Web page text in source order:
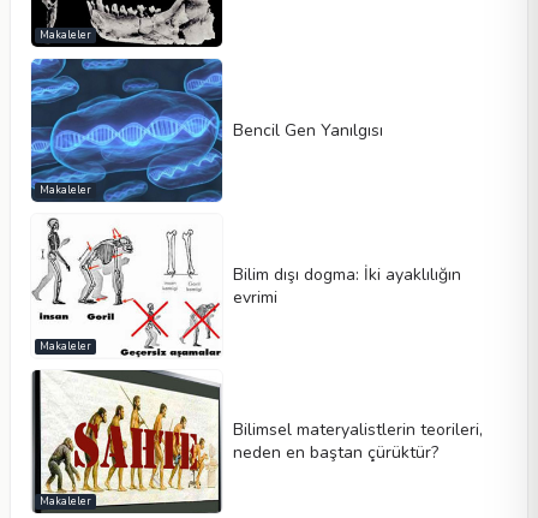
Makaleler
Makaleler
Bencil Gen Yanılgısı
Makaleler
Bilim dışı dogma: İki ayaklılığın
evrimi
Makaleler
Bilimsel materyalistlerin teorileri,
neden en baştan çürüktür?